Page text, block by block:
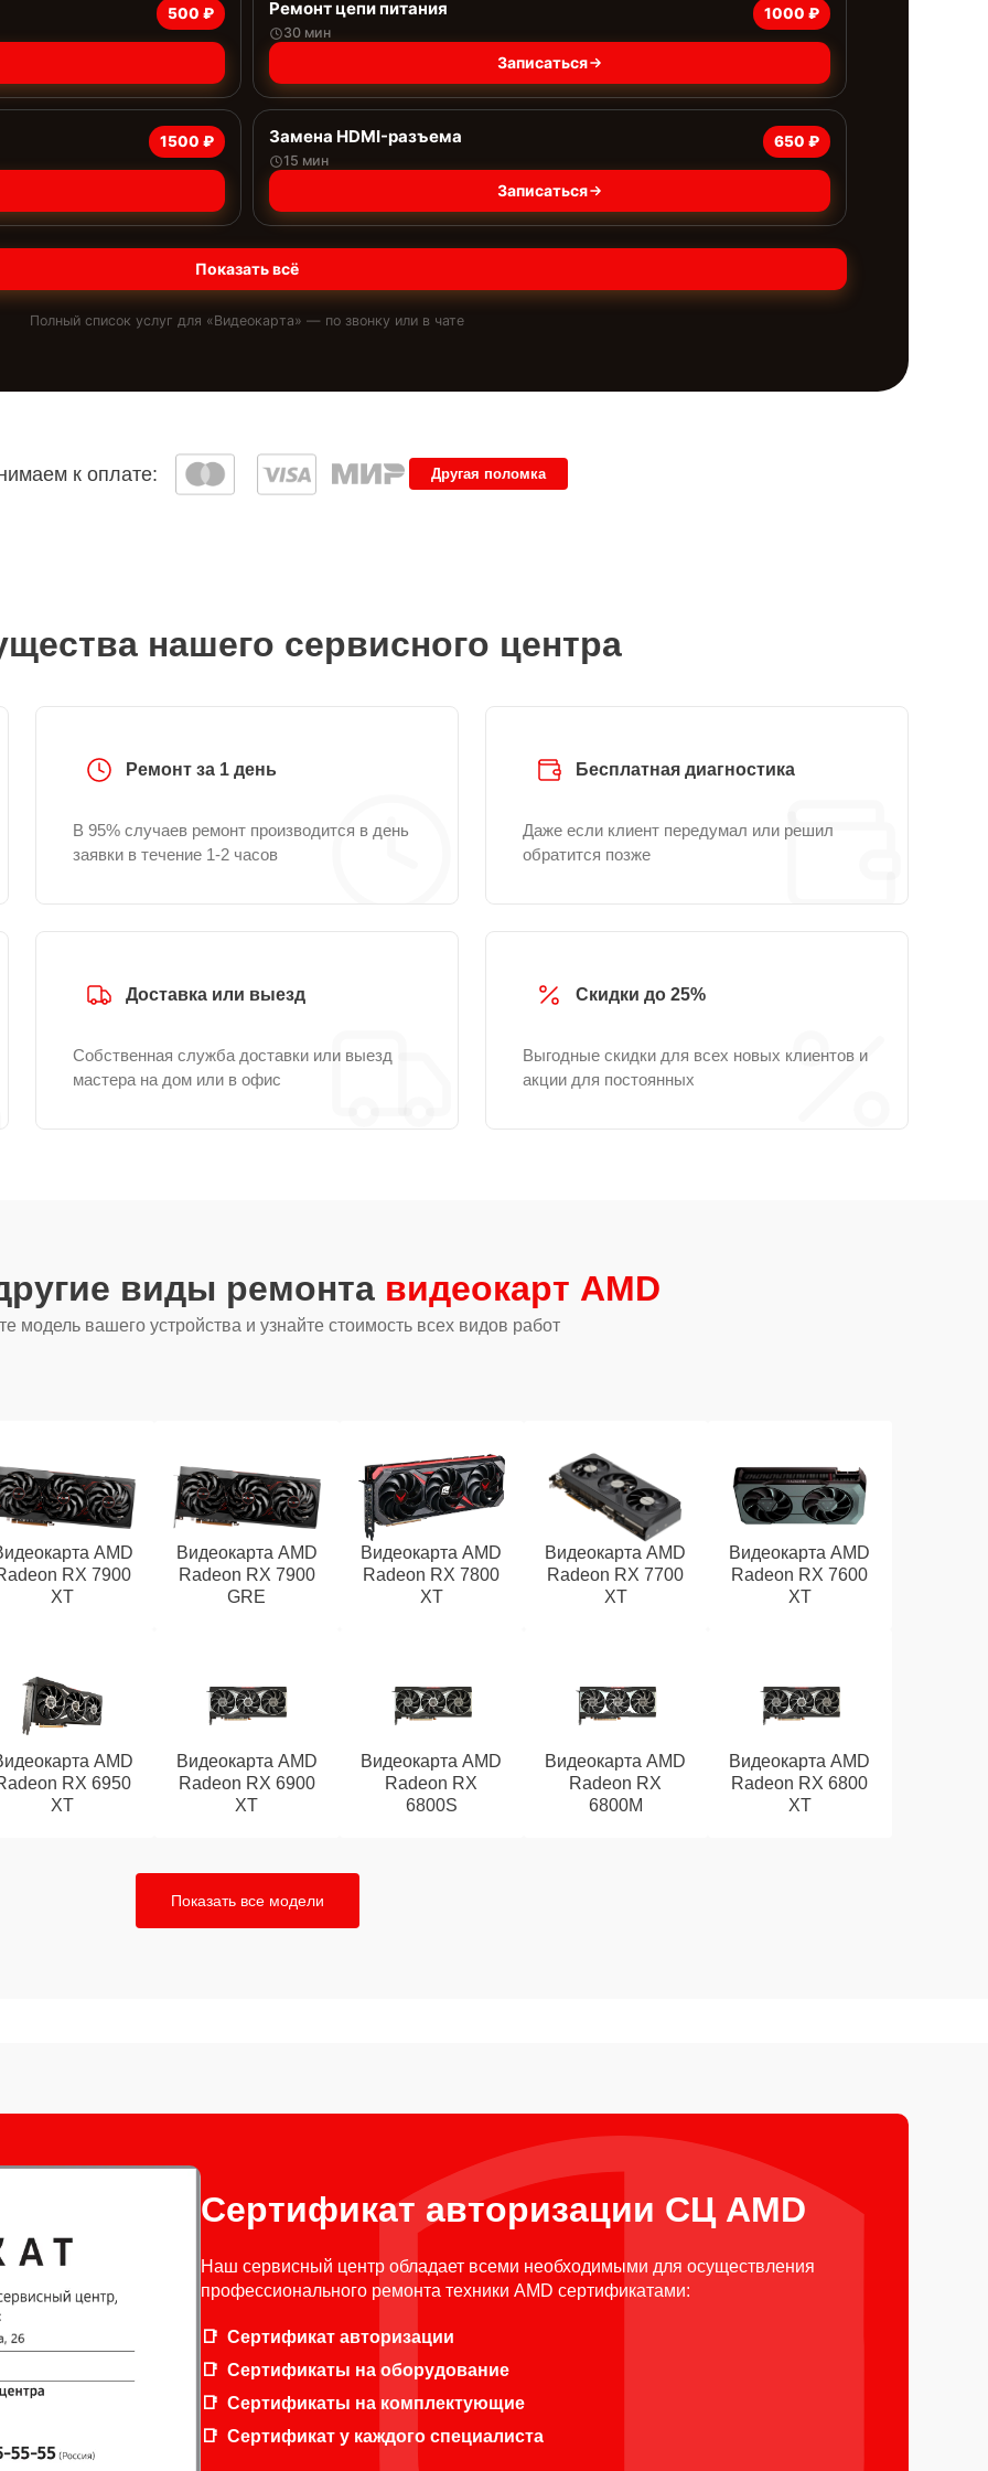
500 ₽ Ремонт цепи питания
30 мин
1000 ₽
Записаться
1500 ₽ Замена HDMI-разъема
15 мин
650 ₽
Записаться
Показать всё
Полный список услуг для «Видеокарта» — по звонку или в чате
к оплате: Другая поломка
нашего сервисного центра
Ремонт за 1 день
В 95% случаев ремонт производится в день
заявки в течение 1-2 часов
Бесплатная диагностика
Даже если клиент передумал или решил
обратится позже
Доставка или выезд
Собственная служба доставки или выезд
мастера на дом или в офис
Скидки до 25%
Выгодные скидки для всех новых клиентов и
акции для постоянных
виды ремонта видеокарт AMD
модель вашего устройства и узнайте стоимость всех видов работ
AMD
RX 7900
XT
Видеокарта AMD
Radeon RX 7900
GRE
Видеокарта AMD
Radeon RX 7800
XT
Видеокарта AMD
Radeon RX 7700
XT
Видеокарта AMD
Radeon RX 7600
XT
AMD
RX 6950
XT
Видеокарта AMD
Radeon RX 6900
XT
Видеокарта AMD
Radeon RX
6800S
Видеокарта AMD
Radeon RX
6800M
Видеокарта AMD
Radeon RX 6800
XT
Показать все модели
Сертификат авторизации СЦ AMD
Наш сервисный центр обладает всеми необходимыми для осуществления
профессионального ремонта техники AMD сертификатами:
Сертификат авторизации
Сертификаты на оборудование
Сертификаты на комплектующие
Сертификат у каждого специалиста